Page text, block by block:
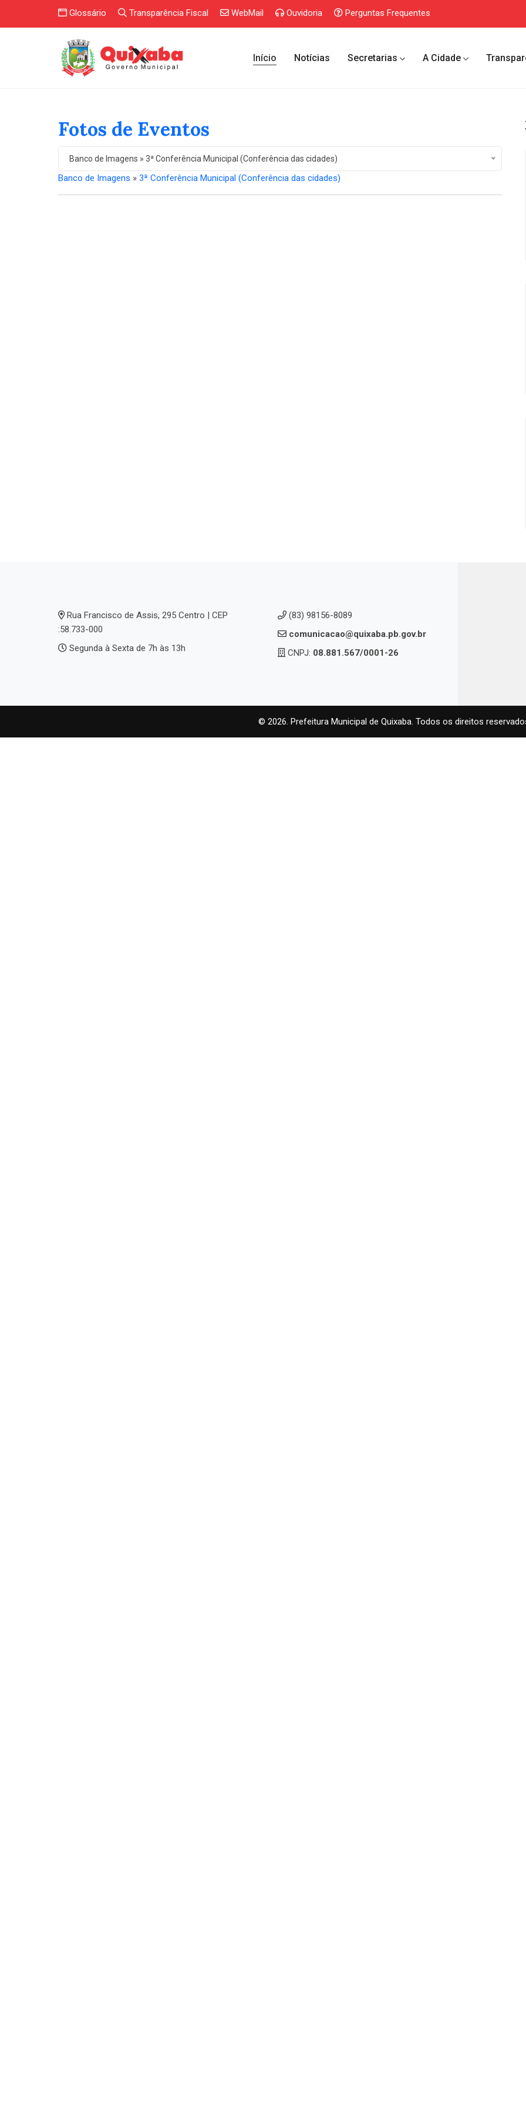
Glossário Transparência Fiscal WebMail Ouvidoria Perguntas Frequentes
Início Notícias Secretarias A Cidade
Fotos de Eventos
Banco de Imagens » 3ª Conferência Municipal (Conferência das cidades)
Banco de Imagens » 3ª Conferência Municipal (Conferência das cidades)
Rua Francisco de Assis, 295 Centro | CEP
:58.733-000
Segunda à Sexta de 7h às 13h
(83) 98156-8089
comunicacao@quixaba.pb.gov.br
CNPJ: 08.881.567/0001-26
© 2026. Prefeitura Municipal de Quixaba. Todos os direitos